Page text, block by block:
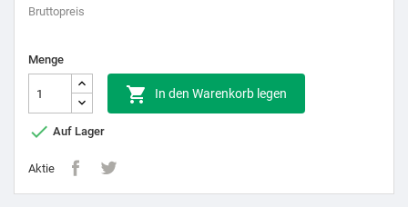
Bruttopreis
Menge
 In den Warenkorb legen
 Auf Lager
Aktie